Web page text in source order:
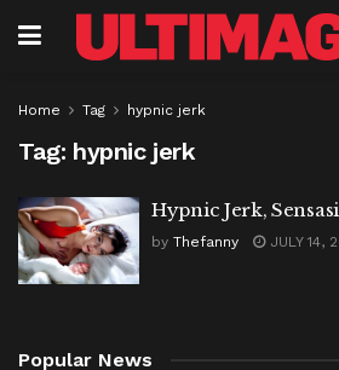
Home Tag hypnic jerk
Tag: hypnic jerk
Hypnic Jerk,
by Thefanny JULY 14,
Popular News